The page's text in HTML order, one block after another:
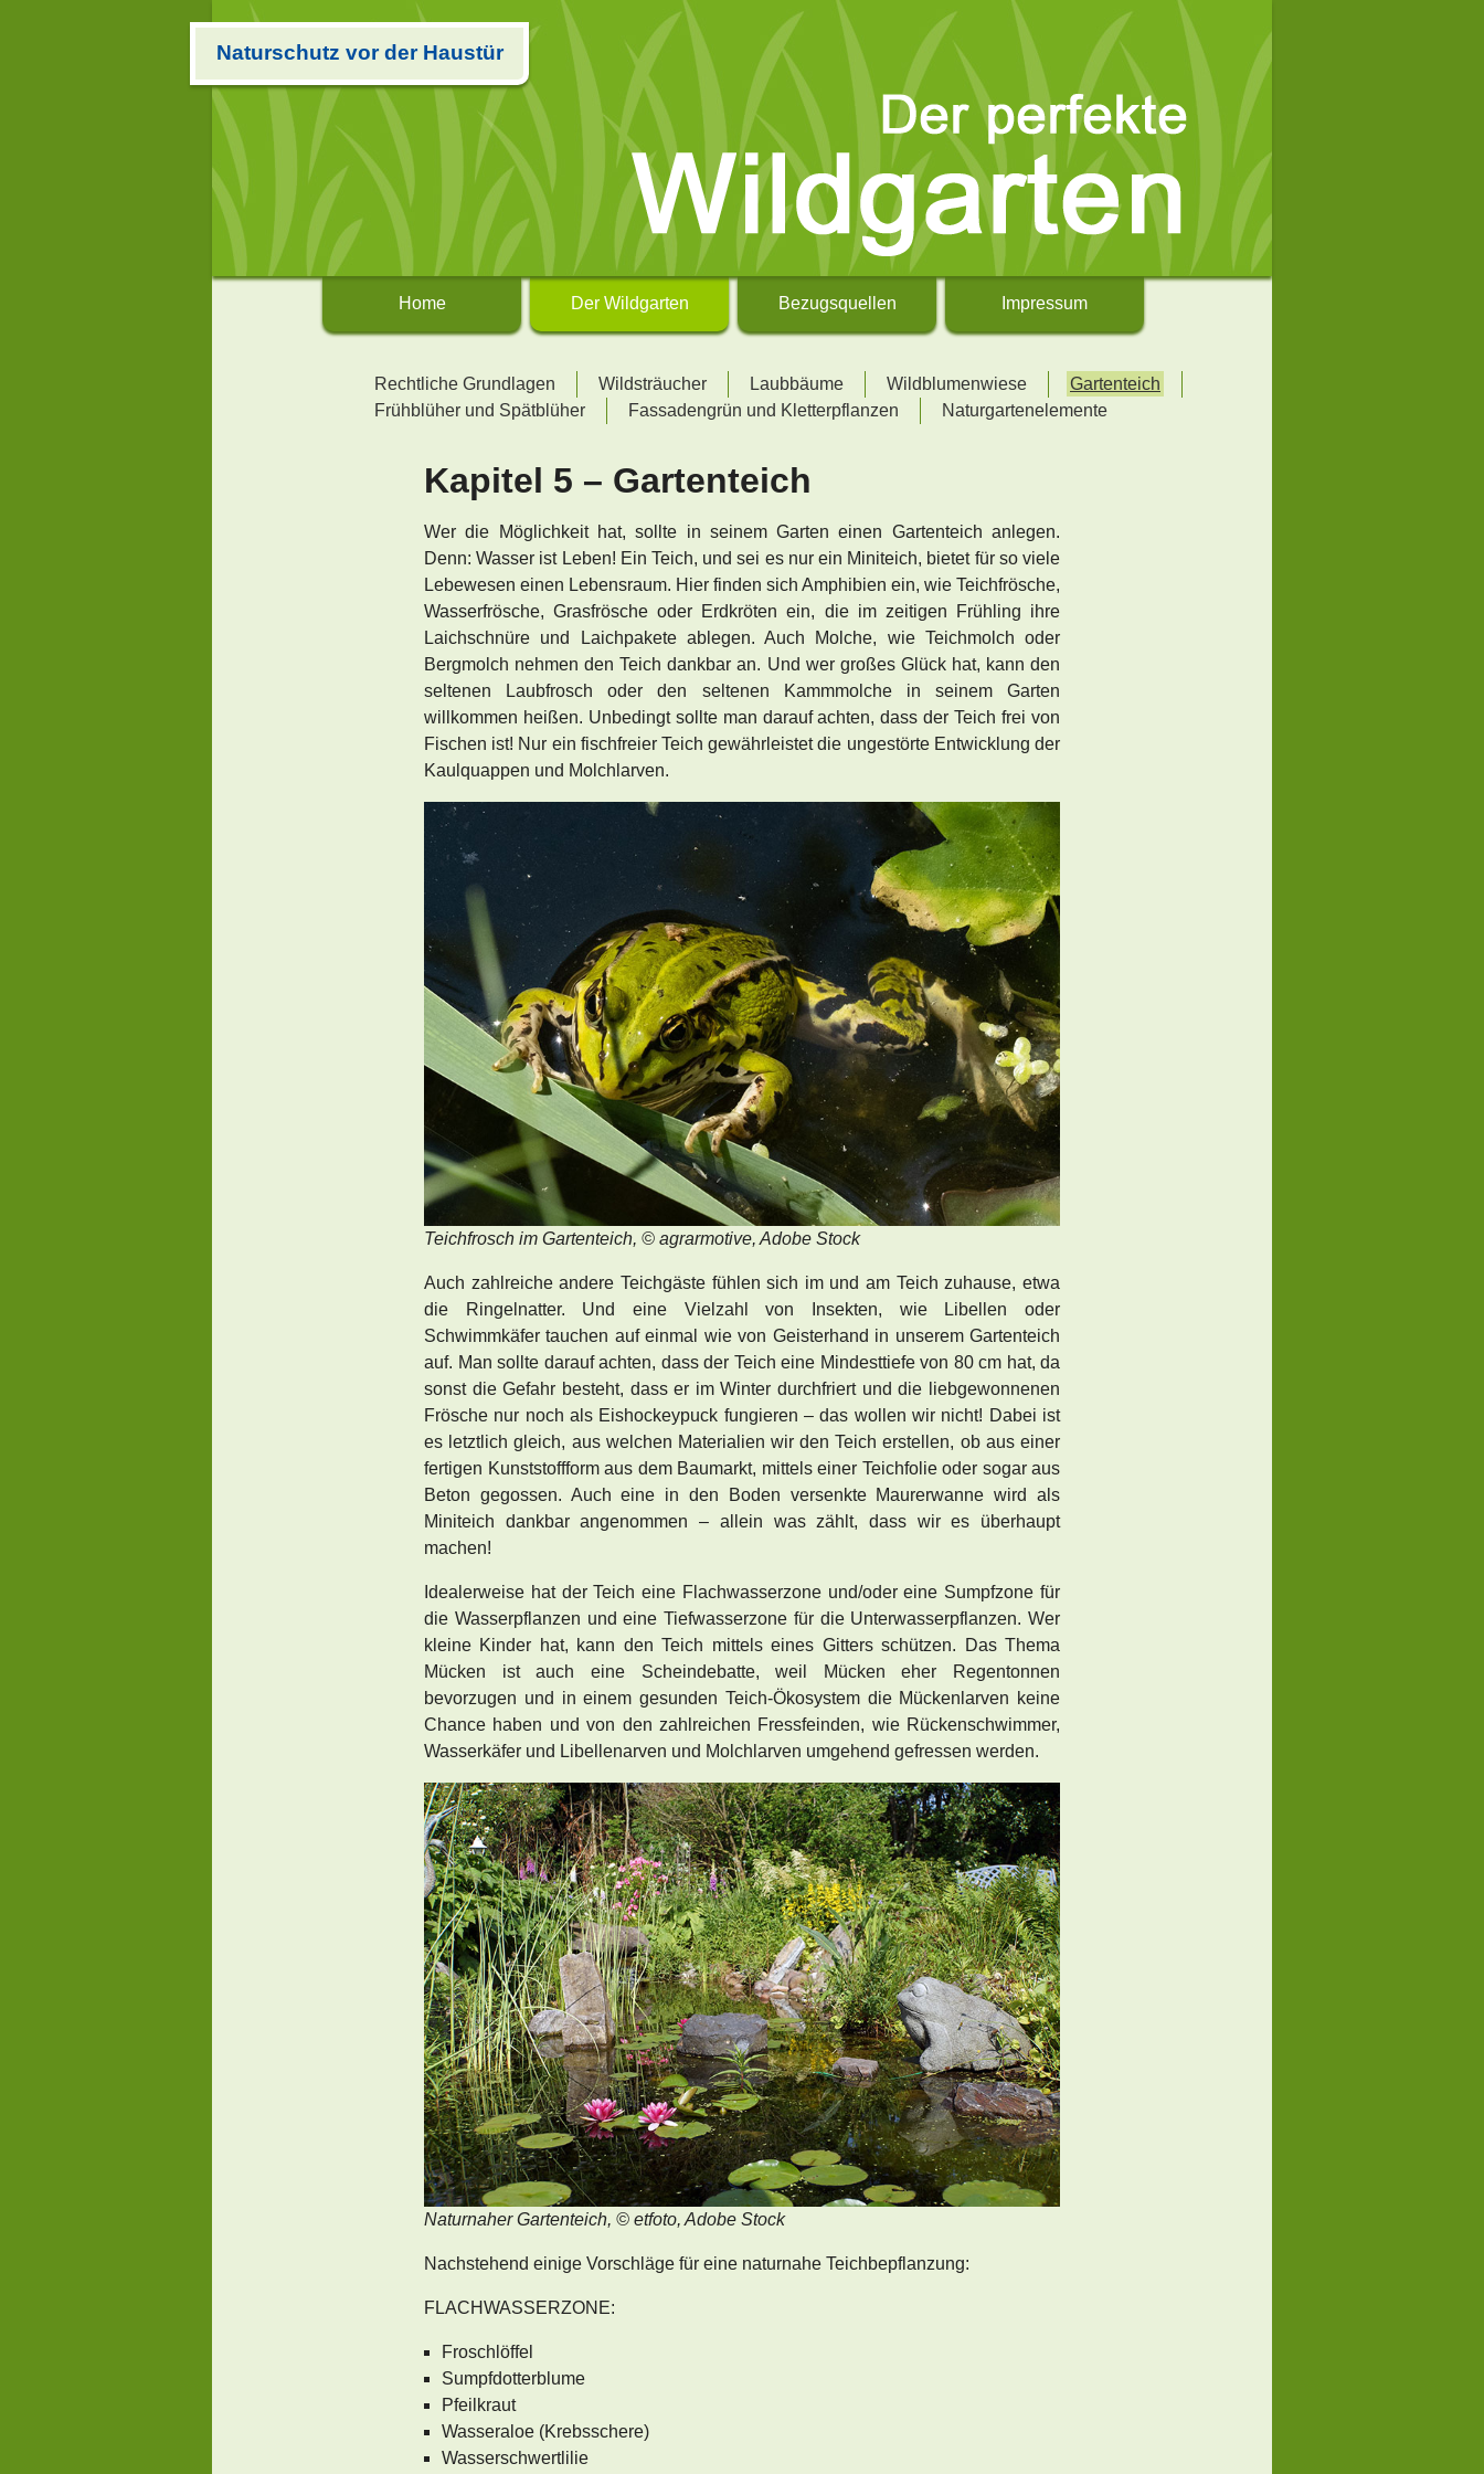
Naturschutz vor der Haustür
Home Der Wildgarten Bezugsquellen Impressum
Rechtliche Grundlagen Wildsträucher Laubbäume Wildblumenwiese
Gartenteich
Frühblüher und Spätblüher
Fassadengrün und Kletterpflanzen Naturgartenelemente
Kapitel 5 – Gartenteich
Wer die Möglichkeit hat, sollte in seinem Garten einen Gartenteich anlegen.
Denn: Wasser ist Leben! Ein Teich, und sei es nur ein Miniteich, bietet für so viele
Lebewesen einen Lebensraum. Hier finden sich Amphibien ein, wie Teichfrösche,
Wasserfrösche, Grasfrösche oder Erdkröten ein, die im zeitigen Frühling ihre
Laichschnüre und Laichpakete ablegen. Auch Molche, wie Teichmolch oder
Bergmolch nehmen den Teich dankbar an. Und wer großes Glück hat, kann den
seltenen Laubfrosch oder den seltenen Kammmolche in seinem Garten
willkommen heißen. Unbedingt sollte man darauf achten, dass der Teich frei von
Fischen ist! Nur ein fischfreier Teich gewährleistet die ungestörte Entwicklung der
Kaulquappen und Molchlarven.
Teichfrosch im Gartenteich, © agrarmotive, Adobe Stock
Auch zahlreiche andere Teichgäste fühlen sich im und am Teich zuhause, etwa
die Ringelnatter. Und eine Vielzahl von Insekten, wie Libellen oder
Schwimmkäfer tauchen auf einmal wie von Geisterhand in unserem Gartenteich
auf. Man sollte darauf achten, dass der Teich eine Mindesttiefe von 80 cm hat, da
sonst die Gefahr besteht, dass er im Winter durchfriert und die liebgewonnenen
Frösche nur noch als Eishockeypuck fungieren – das wollen wir nicht! Dabei ist
es letztlich gleich, aus welchen Materialien wir den Teich erstellen, ob aus einer
fertigen Kunststoffform aus dem Baumarkt, mittels einer Teichfolie oder sogar aus
Beton gegossen. Auch eine in den Boden versenkte Maurerwanne wird als
Miniteich dankbar angenommen – allein was zählt, dass wir es überhaupt
machen!
Idealerweise hat der Teich eine Flachwasserzone und/oder eine Sumpfzone für
die Wasserpflanzen und eine Tiefwasserzone für die Unterwasserpflanzen. Wer
kleine Kinder hat, kann den Teich mittels eines Gitters schützen. Das Thema
Mücken ist auch eine Scheindebatte, weil Mücken eher Regentonnen
bevorzugen und in einem gesunden Teich-Ökosystem die Mückenlarven keine
Chance haben und von den zahlreichen Fressfeinden, wie Rückenschwimmer,
Wasserkäfer und Libellenarven und Molchlarven umgehend gefressen werden.
Naturnaher Gartenteich, © etfoto, Adobe Stock
Nachstehend einige Vorschläge für eine naturnahe Teichbepflanzung:
FLACHWASSERZONE:
Froschlöffel
Sumpfdotterblume
Pfeilkraut
Wasseraloe (Krebsschere)
Wasserschwertlilie